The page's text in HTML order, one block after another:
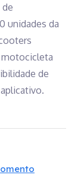
unidades da
motocicleta
de